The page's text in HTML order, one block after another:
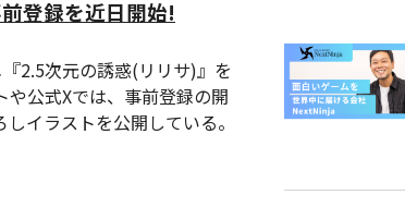
登録を近日開始!
2.5次元の誘惑(リリサ)』を
公式Xでは、事前登録の開
イラストを公開している。